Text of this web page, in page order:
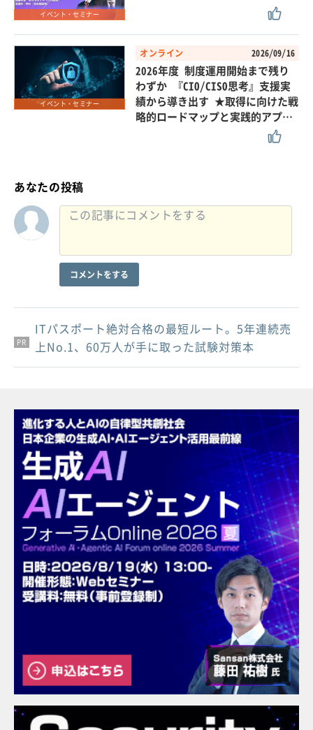
イベント・セミナー
イベント・セミナー
オンライン 2026/09/16
2026年度 制度運用開始まで残り
わずか 『CIO/CISO思考』支援実
績から導き出す ★取得に向けた戦
略的ロードマップと実践的アプ…
あなたの投稿
コメントをする
PR
PR
PR
ITパスポート絶対合格の最短ルート。5年連続売
上No.1、60万人が手に取った試験対策本